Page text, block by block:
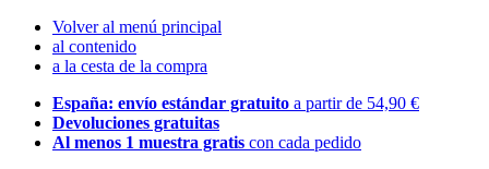
Volver al menú principal
al contenido
a la cesta de la compra
España: envío estándar gratuito a partir de 54,90 €
Devoluciones gratuitas
Al menos 1 muestra gratis con cada pedido